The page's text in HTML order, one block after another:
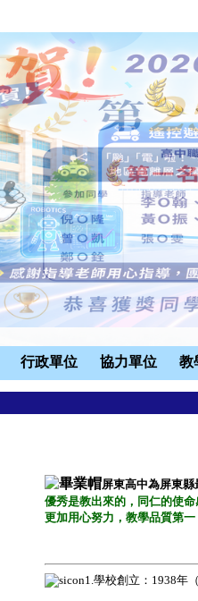
行政單位 協力單位 教
屏東高中為屏東縣
優秀是教出來的，同仁的使
更加用心努力，教學品質第
1.學校創立： 1938年